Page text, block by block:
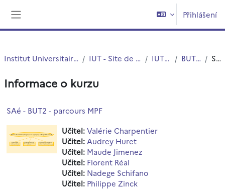
Přihlášení
Institut Universitaire de Technologie (IUT) IUT - Site de Villeneuve d'Ascq IUT - Chimie BUT - Chimie Souhrn
Informace o kurzu
SAé - BUT2 - parcours MPF
Učitel:Valérie Charpentier
Učitel: Audrey Huret
Učitel: Maude Jimenez
Učitel: Florent Réal
Učitel: Nadege Schifano
Učitel: Philippe Zinck